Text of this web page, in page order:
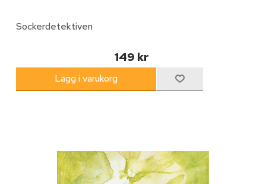
Sockerdetektiven
149 kr